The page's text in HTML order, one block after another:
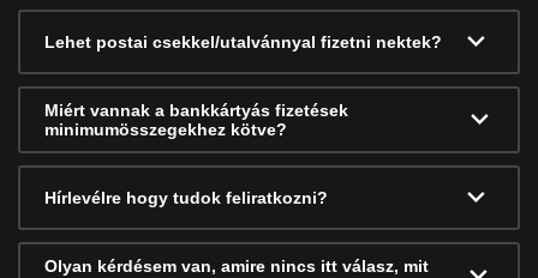
Lehet postai csekkel/utalvánnyal fizetni nektek?
Miért vannak a bankkártyás fizetések
minimumösszegekhez kötve?
Hírlevélre hogy tudok feliratkozni?
Olyan kérdésem van, amire nincs itt válasz, mit